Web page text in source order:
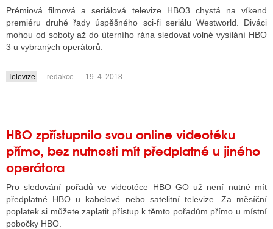
STRÁNKY RÁDIÍ
STRÁNKY TV
STÁT BLOGEREM
BLOGERA
Prémiová filmová a seriálová televize HBO3 chystá na víkend
premiéru druhé řady úspěšného sci-fi seriálu Westworld. Diváci
mohou od soboty až do úterního rána sledovat volné vysílání HBO
3 u vybraných operátorů.
....
Televize redakce 19. 4. 2018
HBO zpřístupnilo svou online videotéku
přímo, bez nutnosti mít předplatné u jiného
operátora
Pro sledování pořadů ve videotéce HBO GO už není nutné mít
předplatné HBO u kabelové nebo satelitní televize. Za měsíční
poplatek si můžete zaplatit přístup k těmto pořadům přímo u místní
pobočky HBO.